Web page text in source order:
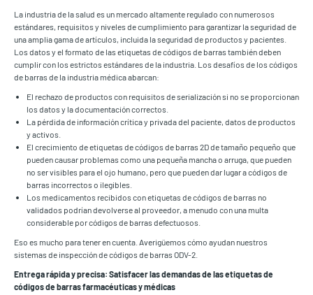
La industria de la salud es un mercado altamente regulado con numerosos
estándares, requisitos y niveles de cumplimiento para garantizar la seguridad de
una amplia gama de artículos, incluida la seguridad de productos y pacientes.
Los datos y el formato de las etiquetas de códigos de barras también deben
cumplir con los estrictos estándares de la industria. Los desafíos de los códigos
de barras de la industria médica abarcan:
El rechazo de productos con requisitos de serialización si no se proporcionan
los datos y la documentación correctos.
La pérdida de información crítica y privada del paciente, datos de productos
y activos.
El crecimiento de etiquetas de códigos de barras 2D de tamaño pequeño que
pueden causar problemas como una pequeña mancha o arruga, que pueden
no ser visibles para el ojo humano, pero que pueden dar lugar a códigos de
barras incorrectos o ilegibles.
Los medicamentos recibidos con etiquetas de códigos de barras no
validados podrían devolverse al proveedor, a menudo con una multa
considerable por códigos de barras defectuosos.
Eso es mucho para tener en cuenta. Averigüemos cómo ayudan nuestros
sistemas de inspección de códigos de barras ODV-2.
Entrega rápida y precisa: Satisfacer las demandas de las etiquetas de
códigos de barras farmacéuticas y médicas